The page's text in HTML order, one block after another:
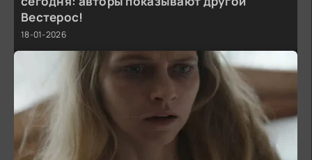
Вестерос!
18-01-2026